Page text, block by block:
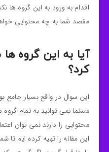
اقدام به ورود به این گروه
مقصد شما به چه محتوایی
آیا به این گروه
کرد؟
این سوال در واقع بسیار
مسلما نمی توانید به تمام گروه
محتوایی را دارند نمی توان
این مقاله را تهیه کرده ایم تا